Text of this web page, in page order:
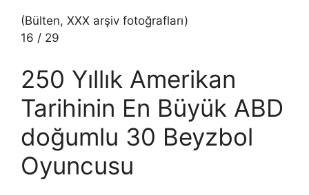
(Bülten, XXX arşiv fotoğrafları)
16 / 29
250 Yıllık Amerikan
Tarihinin En Büyük ABD
doğumlu 30 Beyzbol
Oyuncusu